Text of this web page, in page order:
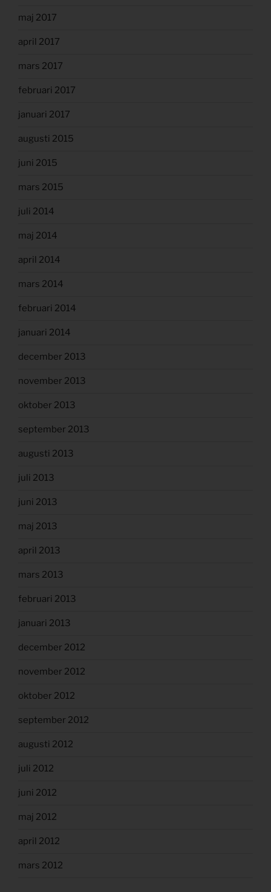
maj 2017
april 2017
mars 2017
februari 2017
januari 2017
augusti 2015
juni 2015
mars 2015
juli 2014
maj 2014
april 2014
mars 2014
februari 2014
januari 2014
december 2013
november 2013
oktober 2013
september 2013
augusti 2013
juli 2013
juni 2013
maj 2013
april 2013
mars 2013
februari 2013
januari 2013
december 2012
november 2012
oktober 2012
september 2012
augusti 2012
juli 2012
juni 2012
maj 2012
april 2012
mars 2012